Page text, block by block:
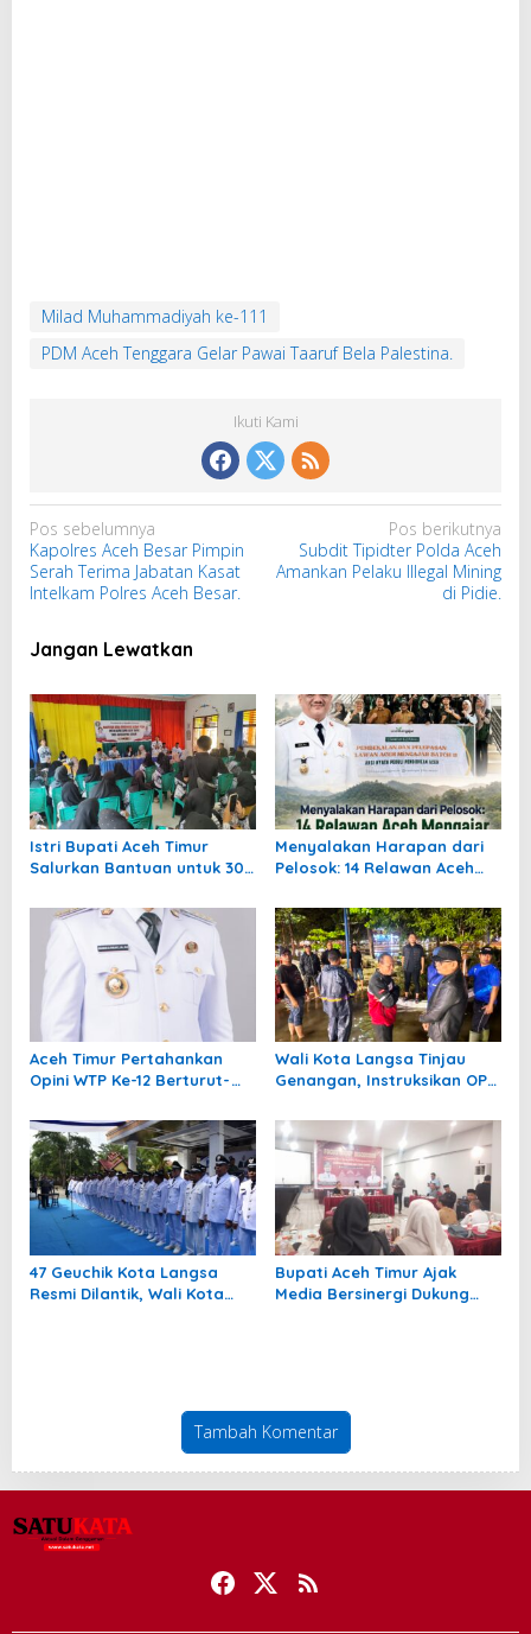
Milad Muhammadiyah ke-111
PDM Aceh Tenggara Gelar Pawai Taaruf Bela Palestina.
Ikuti Kami
N
a
v
g
s
i
p
o
s
Pos sebelumnya
Kapolres Aceh Besar Pimpin
Serah Terima Jabatan Kasat
Intelkam Polres Aceh Besar.
Pos berikutnya
Subdit Tipidter Polda Aceh
Amankan Pelaku Illegal Mining
di Pidie.
Jangan Lewatkan
Istri Bupati Aceh Timur
Salurkan Bantuan untuk 309
Peureulak
Menyalakan Harapan dari
Pelosok: 14 Relawan Aceh
Pedalaman Aceh Tamiang
Aceh Timur Pertahankan
Opini WTP Ke-12 Berturut-
Wali Kota Langsa Tinjau
Genangan, Instruksikan OPD
47 Geuchik Kota Langsa
Resmi Dilantik, Wali Kota
Bupati Aceh Timur Ajak
Media Bersinergi Dukung
Tambah Komentar